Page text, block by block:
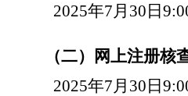
2025年7 月 30 日
（二）网上注册核
2025年7 月 30 日